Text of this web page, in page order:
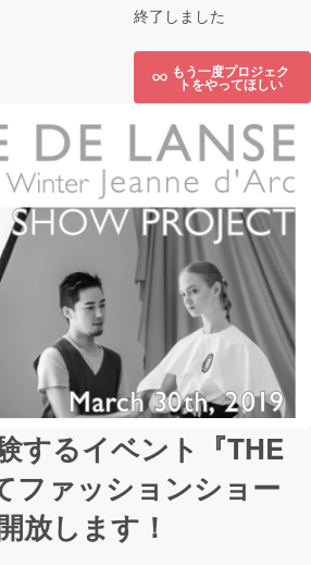
終了しました
もう一度プロジェク
トをやってほしい
するイベント『THE
ファッションショー
放します！